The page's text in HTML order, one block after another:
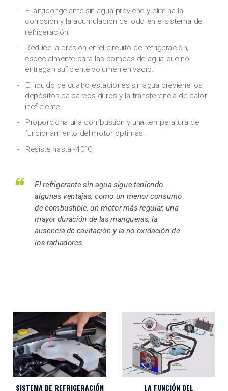
El anticongelante sin agua previene y elimina la
corrosión y la acumulación de lodo en el sistema de
refrigeración.
Reduce la presión en el circuito de refrigeración,
especialmente para las bombas de agua que no
entregan suficiente volumen en vacío.
El líquido de cuatro estaciones sin agua previene los
depósitos calcáreos duros y la transferencia de calor
ineficiente.
Proporciona una combustión y una temperatura de
funcionamiento del motor óptimas.
Resiste hasta -40°C.
El refrigerante sin agua sigue teniendo
algunas ventajas, como un menor consumo
de combustible, un motor más regular, una
mayor duración de las mangueras, la
ausencia de cavitación y la no oxidación de
los radiadores.
SISTEMA DE REFRIGERACIÓN LA FUNCIÓN DEL